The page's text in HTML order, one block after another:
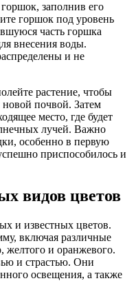
заполнив его
горшок под уровень
часть горшка
внесения воды.
и не
растение, чтобы
почвой. Затем
место, где будет
лучей. Важно
особенно в первую
приспособилось и
видов цветов
и известных цветов.
включая различные
желтого и оранжевого.
и страстью. Они
освещения, а также